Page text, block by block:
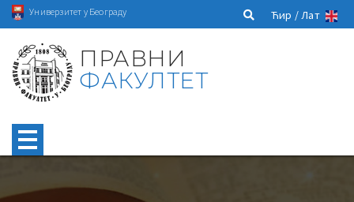
Универзитет у Београду Ћир /Лат
ПРАВНИ
ФАКУЛТЕТ